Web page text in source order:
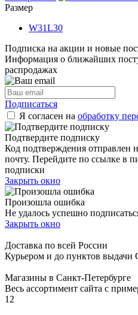
Размер
W31L30
Подписка на акции и новые
Информация о ближайших
распродажах
Подписаться
Я согласен на обработку
Подтвердите подписку
Код подтверждения отправлен
почту. Перейдите по ссылке в
подписки
Закрыть окно
Произошла ошибка
Не удалось успешно
Закрыть окно
Доставка по всей России
Курьером и до пунктов
Магазины в Санкт-Петербурге
Весь ассортимент сайта с
12